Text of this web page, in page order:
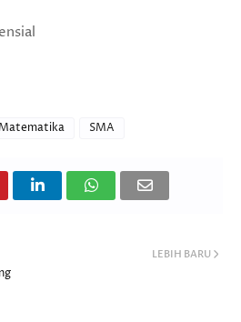
Matematika SMA
LEBIH BARU